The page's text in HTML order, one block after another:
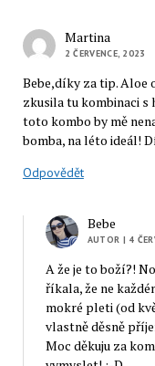
Martina
2 ČERVENCE, 2023
Bebe,díky za tip. Aloe
zkusila tu kombinaci s
toto kombo by mě
bomba, na léto ideál!
Odpovědět
Bebe
AUTOR | 4
A že je to boží?!
říkala, že ne
mokré pleti (od
vlastně děsně
Moc děkuju za